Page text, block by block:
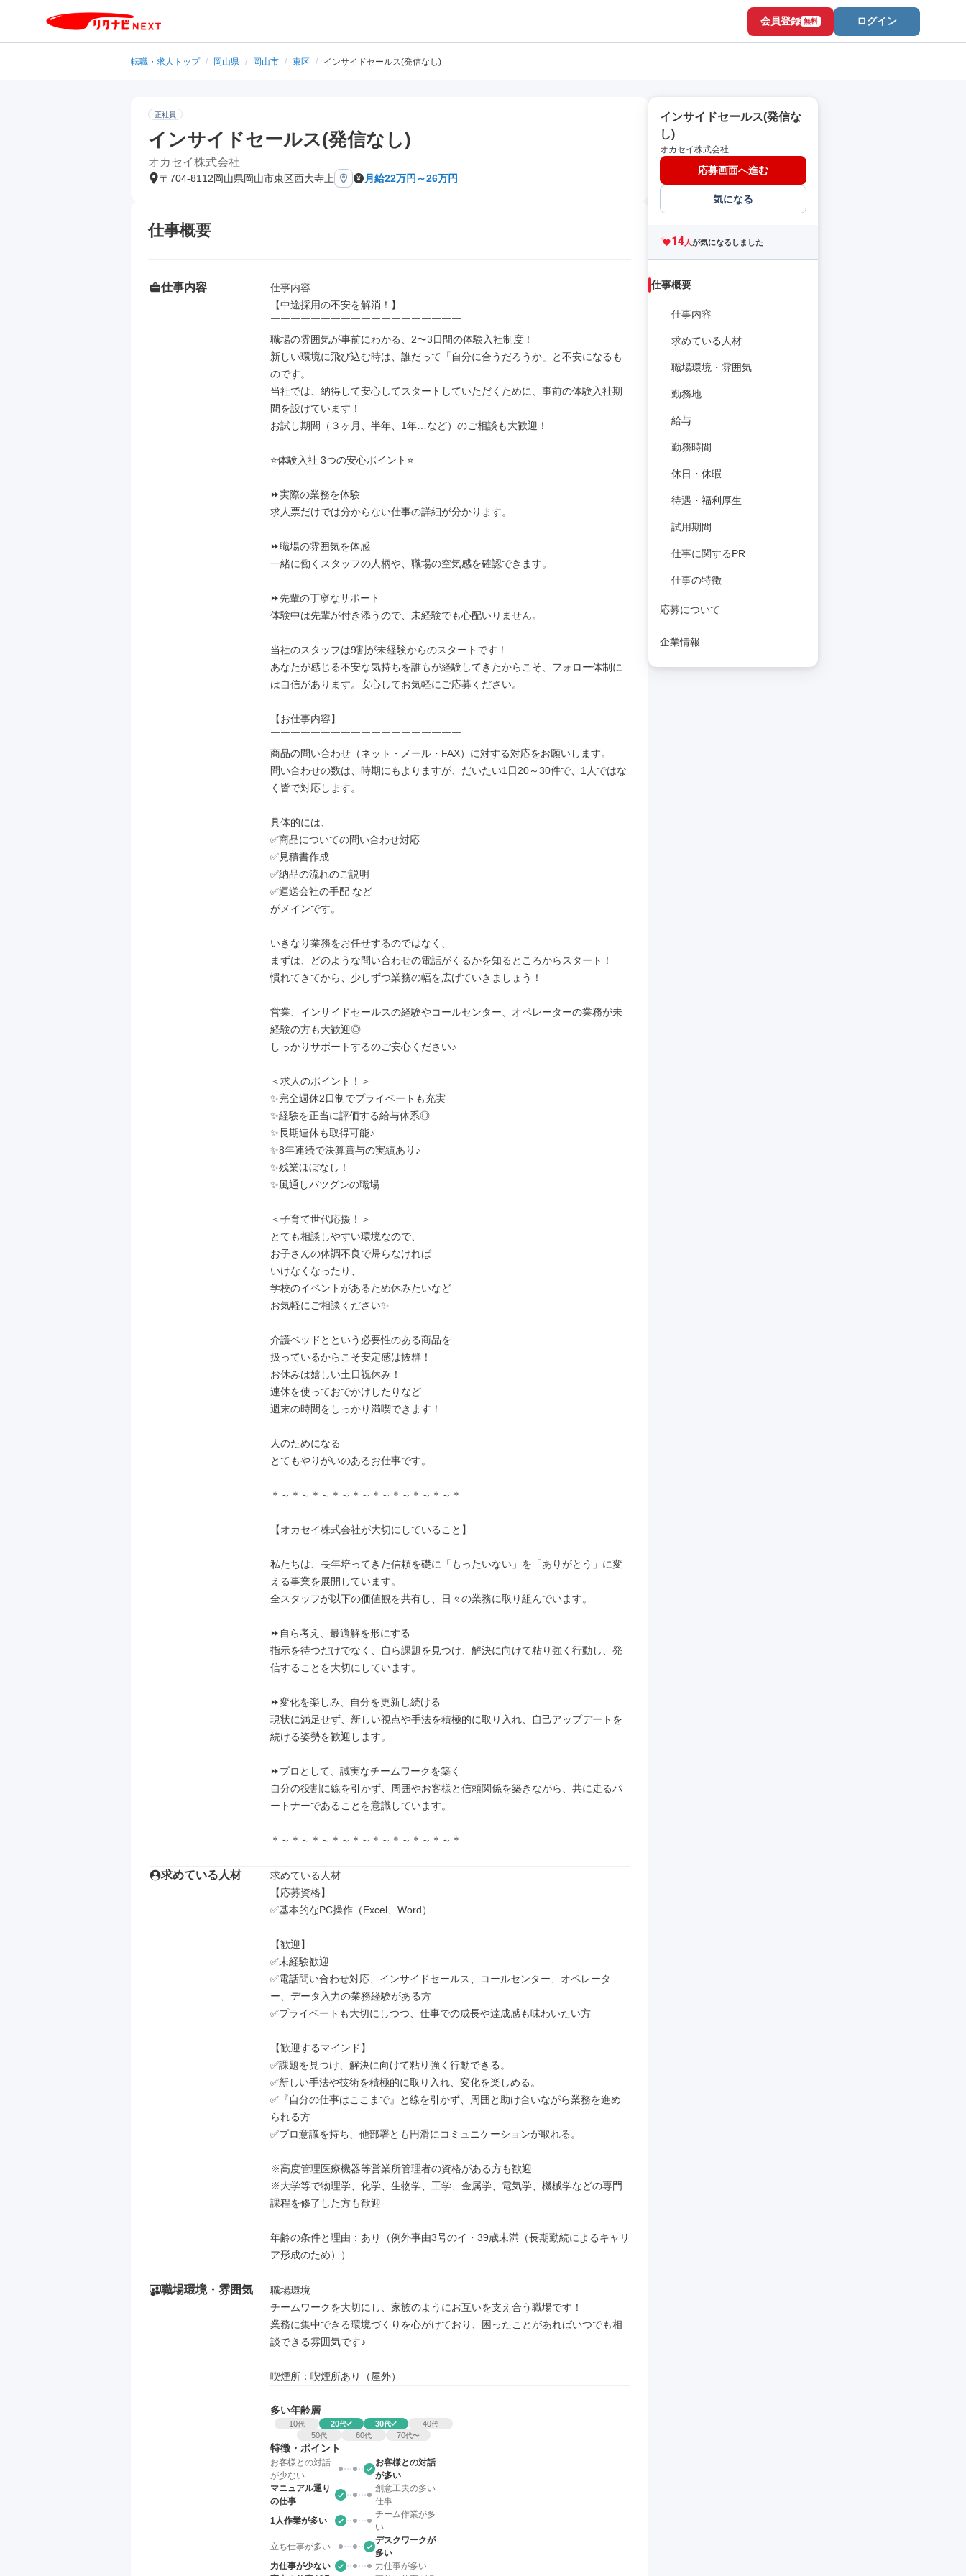
会員登録 無料 ログイン
転職・求人トップ / 岡山県 / 岡山市 / 東区 / インサイドセールス(発信なし)
正社員
インサイドセールス(発信なし)
オカセイ株式会社
〒704-8112岡山県岡山市東区西大寺上 月給22万円～26万円
仕事概要
仕事内容
仕事内容
【中途採用の不安を解消！】
￣￣￣￣￣￣￣￣￣￣￣￣￣￣￣￣￣￣￣
職場の雰囲気が事前にわかる、2〜3日間の体験入社制度！
新しい環境に飛び込む時は、誰だって「自分に合うだろうか」と不安になるも
のです。
当社では、納得して安心してスタートしていただくために、事前の体験入社期
間を設けています！
お試し期間（３ヶ月、半年、1年…など）のご相談も大歓迎！
⭐体験入社 3つの安心ポイント⭐
⏩実際の業務を体験
求人票だけでは分からない仕事の詳細が分かります。
⏩職場の雰囲気を体感
一緒に働くスタッフの人柄や、職場の空気感を確認できます。
⏩先輩の丁寧なサポート
体験中は先輩が付き添うので、未経験でも心配いりません。
当社のスタッフは9割が未経験からのスタートです！
あなたが感じる不安な気持ちを誰もが経験してきたからこそ、フォロー体制に
は自信があります。安心してお気軽にご応募ください。
【お仕事内容】
￣￣￣￣￣￣￣￣￣￣￣￣￣￣￣￣￣￣￣
商品の問い合わせ（ネット・メール・FAX）に対する対応をお願いします。
問い合わせの数は、時期にもよりますが、だいたい1日20～30件で、1人ではな
く皆で対応します。
具体的には、
✅商品についての問い合わせ対応
✅見積書作成
✅納品の流れのご説明
✅運送会社の手配 など
がメインです。
いきなり業務をお任せするのではなく、
まずは、どのような問い合わせの電話がくるかを知るところからスタート！
慣れてきてから、少しずつ業務の幅を広げていきましょう！
営業、インサイドセールスの経験やコールセンター、オペレーターの業務が未
経験の方も大歓迎◎
しっかりサポートするのご安心ください♪
＜求人のポイント！＞
✨完全週休2日制でプライベートも充実
✨経験を正当に評価する給与体系◎
✨長期連休も取得可能♪
✨8年連続で決算賞与の実績あり♪
✨残業ほぼなし！
✨風通しバツグンの職場
＜子育て世代応援！＞
とても相談しやすい環境なので、
お子さんの体調不良で帰らなければ
いけなくなったり、
学校のイベントがあるため休みたいなど
お気軽にご相談ください✨
介護ベッドとという必要性のある商品を
扱っているからこそ安定感は抜群！
お休みは嬉しい土日祝休み！
連休を使っておでかけしたりなど
週末の時間をしっかり満喫できます！
人のためになる
とてもやりがいのあるお仕事です。
＊～＊～＊～＊～＊～＊～＊～＊～＊～＊
【オカセイ株式会社が大切にしていること】
私たちは、長年培ってきた信頼を礎に「もったいない」を「ありがとう」に変
える事業を展開しています。
全スタッフが以下の価値観を共有し、日々の業務に取り組んでいます。
⏩自ら考え、最適解を形にする
指示を待つだけでなく、自ら課題を見つけ、解決に向けて粘り強く行動し、発
信することを大切にしています。
⏩変化を楽しみ、自分を更新し続ける
現状に満足せず、新しい視点や手法を積極的に取り入れ、自己アップデートを
続ける姿勢を歓迎します。
⏩プロとして、誠実なチームワークを築く
自分の役割に線を引かず、周囲やお客様と信頼関係を築きながら、共に走るパ
ートナーであることを意識しています。
＊～＊～＊～＊～＊～＊～＊～＊～＊～＊
求めている人材
求めている人材
【応募資格】
✅基本的なPC操作（Excel、Word）
【歓迎】
✅未経験歓迎
✅電話問い合わせ対応、インサイドセールス、コールセンター、オペレータ
ー、データ入力の業務経験がある方
✅プライベートも大切にしつつ、仕事での成長や達成感も味わいたい方
【歓迎するマインド】
✅課題を見つけ、解決に向けて粘り強く行動できる。
✅新しい手法や技術を積極的に取り入れ、変化を楽しめる。
✅『自分の仕事はここまで』と線を引かず、周囲と助け合いながら業務を進め
られる方
✅プロ意識を持ち、他部署とも円滑にコミュニケーションが取れる。
※高度管理医療機器等営業所管理者の資格がある方も歓迎
※大学等で物理学、化学、生物学、工学、金属学、電気学、機械学などの専門
課程を修了した方も歓迎
年齢の条件と理由：あり（例外事由3号のイ・39歳未満（長期勤続によるキャリ
ア形成のため））
職場環境・雰囲気
職場環境
チームワークを大切にし、家族のようにお互いを支え合う職場です！
業務に集中できる環境づくりを心がけており、困ったことがあればいつでも相
談できる雰囲気です♪
喫煙所：喫煙所あり（屋外）
多い年齢層
10代 20代 30代 40代
50代 60代 70代〜
特徴・ポイント
お客様との対話
が少ない
お客様との対話
が多い
マニュアル通り
の仕事
創意工夫の多い
仕事
1人作業が多い
チーム作業が多
い
立ち仕事が多い
デスクワークが
多い
力仕事が少ない
力仕事が多い
インサイドセールス(発信な
し)
オカセイ株式会社
応募画面へ進む
気になる
14人が気になるしました
仕事概要
仕事内容
求めている人材
職場環境・雰囲気
勤務地
給与
勤務時間
休日・休暇
待遇・福利厚生
試用期間
仕事に関するPR
仕事の特徴
応募について
企業情報